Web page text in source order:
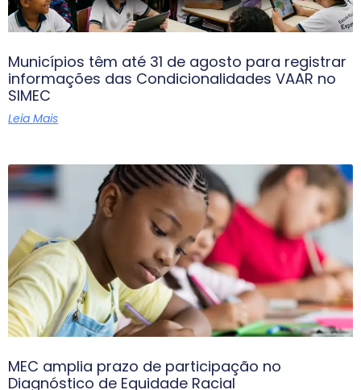
Municípios têm até 31 de agosto para registrar
informações das Condicionalidades VAAR no
SIMEC
Leia Mais
MEC amplia prazo de participação no
Diagnóstico de Equidade Racial